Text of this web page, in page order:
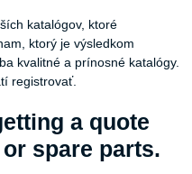
katalógov, ktoré
ktorý je výsledkom
kvalitné a prínosné katalógy.
registrovať.
a quote
spare parts.